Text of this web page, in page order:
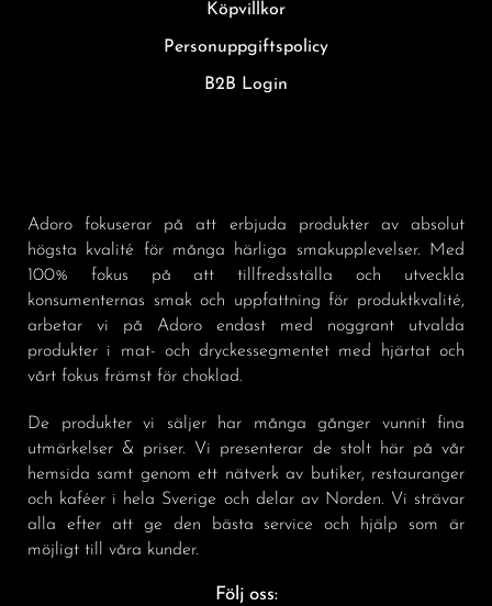
Köpvillkor
Personuppgiftspolicy
B2B Login
Adoro fokuserar på att erbjuda produkter av absolut
högsta kvalité för många härliga smakupplevelser. Med
100% fokus på att tillfredsställa och utveckla
konsumenternas smak och uppfattning för produktkvalité,
arbetar vi på Adoro endast med noggrant utvalda
produkter i mat- och dryckessegmentet med hjärtat och
vårt fokus främst för choklad.
De produkter vi säljer har många gånger vunnit fina
utmärkelser & priser. Vi presenterar de stolt här på vår
hemsida samt genom ett nätverk av butiker, restauranger
och kaféer i hela Sverige och delar av Norden. Vi strävar
alla efter att ge den bästa service och hjälp som är
möjligt till våra kunder.
Följ oss: